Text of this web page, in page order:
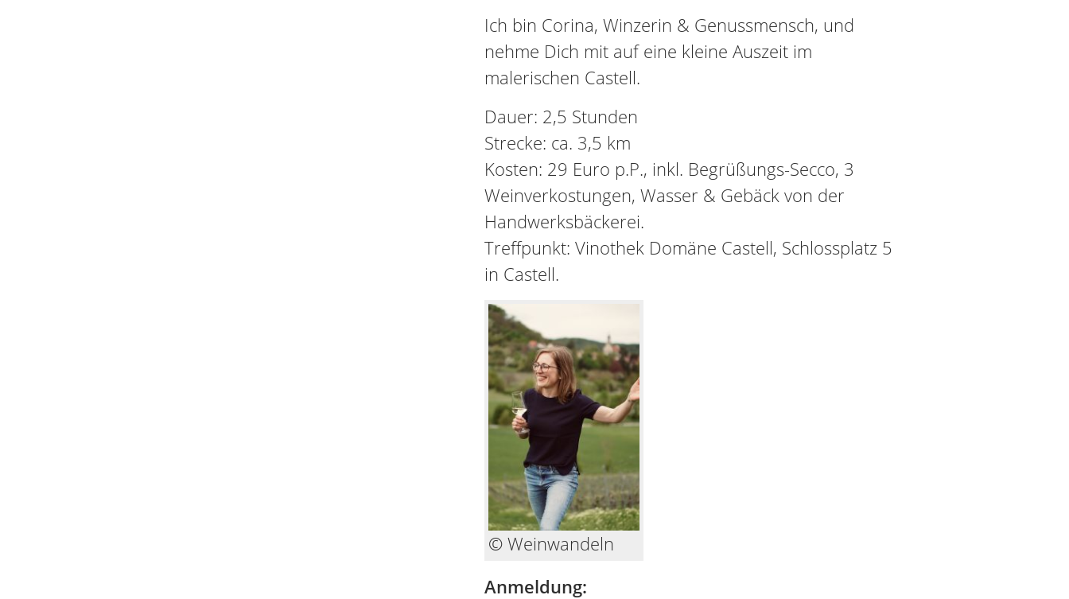
Ich bin Corina, Winzerin & Genussmensch, und
nehme Dich mit auf eine kleine Auszeit im
malerischen Castell.
Dauer: 2,5 Stunden
Strecke: ca. 3,5 km
Kosten: 29 Euro p.P., inkl. Begrüßungs-Secco, 3
Weinverkostungen, Wasser & Gebäck von der
Handwerksbäckerei.
Treffpunkt: Vinothek Domäne Castell, Schlossplatz 5
in Castell.
© Weinwandeln
Anmeldung: